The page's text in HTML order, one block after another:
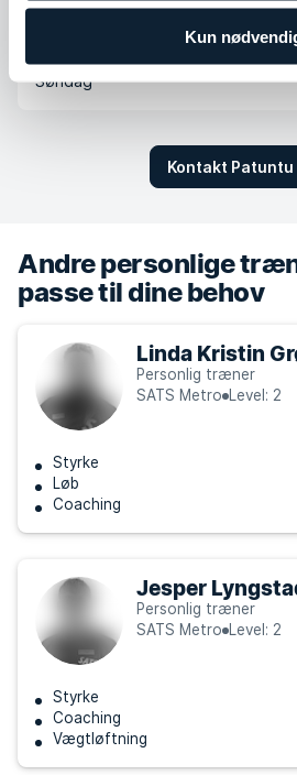
Kun
Fredag
Søndag
Kontakt Patuntu
Andre personlige
passe til dine behov
Linda Kristin
Personlig træner
SATS Metro
Level: 2
Styrke
Løb
Coaching
Jesper
Personlig træner
SATS Metro
Level: 2
Styrke
Coaching
Vægtløftning